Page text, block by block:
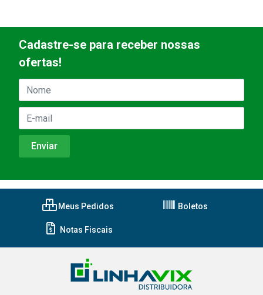
Cadastre-se para receber nossas
ofertas!
Meus Pedidos Boletos
Notas Fiscais